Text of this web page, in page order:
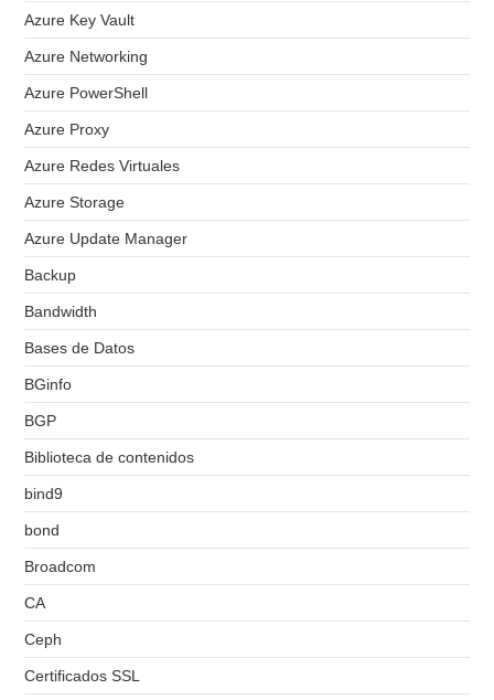
Azure Key Vault
Azure Networking
Azure PowerShell
Azure Proxy
Azure Redes Virtuales
Azure Storage
Azure Update Manager
Backup
Bandwidth
Bases de Datos
BGinfo
BGP
Biblioteca de contenidos
bind9
bond
Broadcom
CA
Ceph
Certificados SSL